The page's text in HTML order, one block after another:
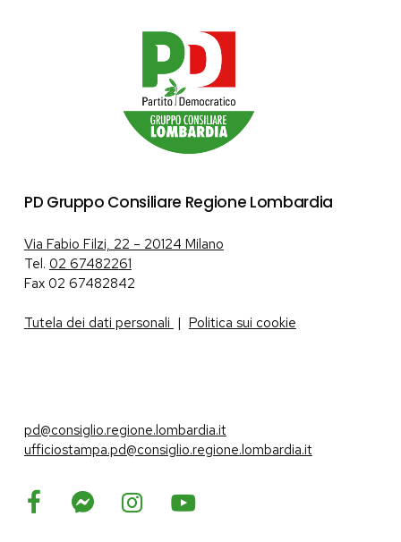
PD Gruppo Consiliare Regione Lombardia
Via Fabio Filzi, 22 – 20124 Milano
Tel. 02 67482261
Fax 02 67482842
Tutela dei dati personali | Politica sui cookie
pd@consiglio.regione.lombardia.it
ufficiostampa.pd@consiglio.regione.lombardia.it